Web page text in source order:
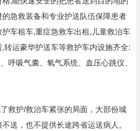
急救装备和专业护送队伍保障患者
车租车,重症急救车出租,儿童救治车
转运豪华护送车等救护车内设施齐全:
呼吸气囊、氧气系统、血压心跳仪、
救护/救治车紧张的局面，大部份城
送，也不提供长途跨省运送病人。